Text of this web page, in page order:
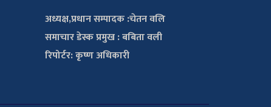
अध्यक्ष,प्रधान सम्पादक :चेतन वलि
समाचार डेस्क प्रमुख : बबिता वली
रिपोर्टर: कृष्ण अधिकारी